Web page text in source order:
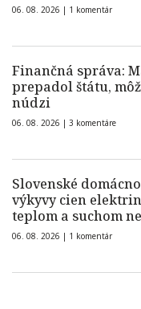
06. 08. 2026 | 1 komentár
Finančná správa:
prepadol štátu,
núdzi
06. 08. 2026 | 3 komentáre
Slovenské
výkyvy cien
teplom a suchom
06. 08. 2026 | 1 komentár